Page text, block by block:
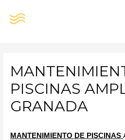
PISCINAS
GRANADA
MANTENIMIENTO DE PISCINAS